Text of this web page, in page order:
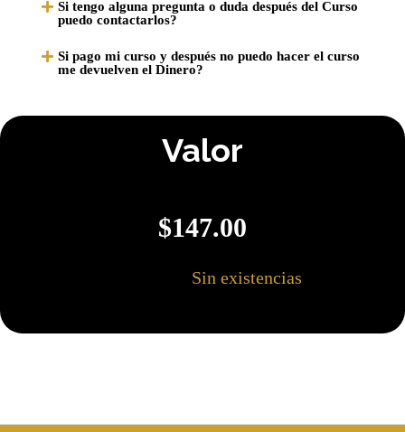
Si tengo alguna pregunta o duda después del Curso
puedo contactarlos?
Si pago mi curso y después no puedo hacer el curso
me devuelven el Dinero?
Valor
$147.00
Sin existencias